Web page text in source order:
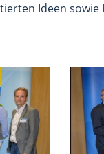
Ideen sowie
Bild